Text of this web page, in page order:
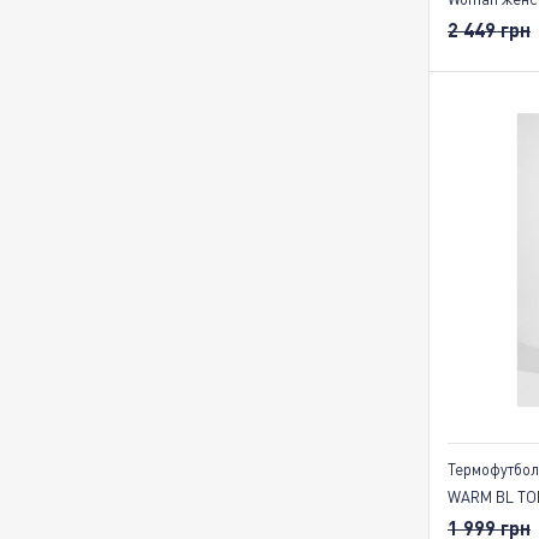
2 449 грн
WARM BL
1 999 грн